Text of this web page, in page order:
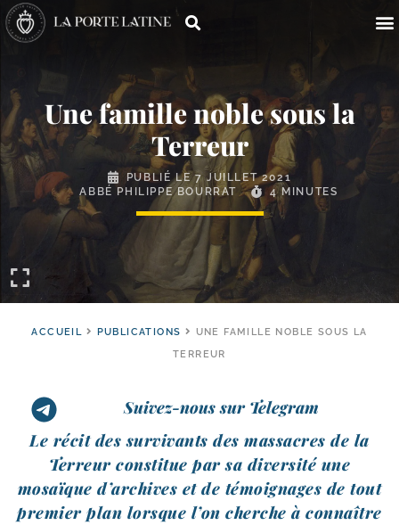
Une famille noble sous la
Terreur
PUBLIÉ LE7 JUILLET 2021
ABBÉ PHILIPPE BOURRAT
4 MINUTES
ACCUEIL PUBLICATIONS
UNE FAMILLE NOBLE SOUS LA
TERREUR
Suivez-nous sur Telegram
Le récit des sur­vi­vants des mas­sacres de la
Terreur consti­tue par sa diver­si­té une
mosaïque d’archives et de témoi­gnages de tout
pre­mier plan lorsque l’on cherche à connaître